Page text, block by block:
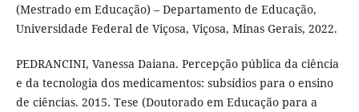
(Mestrado em Educação) – Departamento de Educação,
Universidade Federal de Viçosa, Viçosa, Minas Gerais, 2022.
PEDRANCINI, Vanessa Daiana. Percepção pública da ciência
e da tecnologia dos medicamentos: subsídios para o ensino
de ciências. 2015. Tese (Doutorado em Educação para a